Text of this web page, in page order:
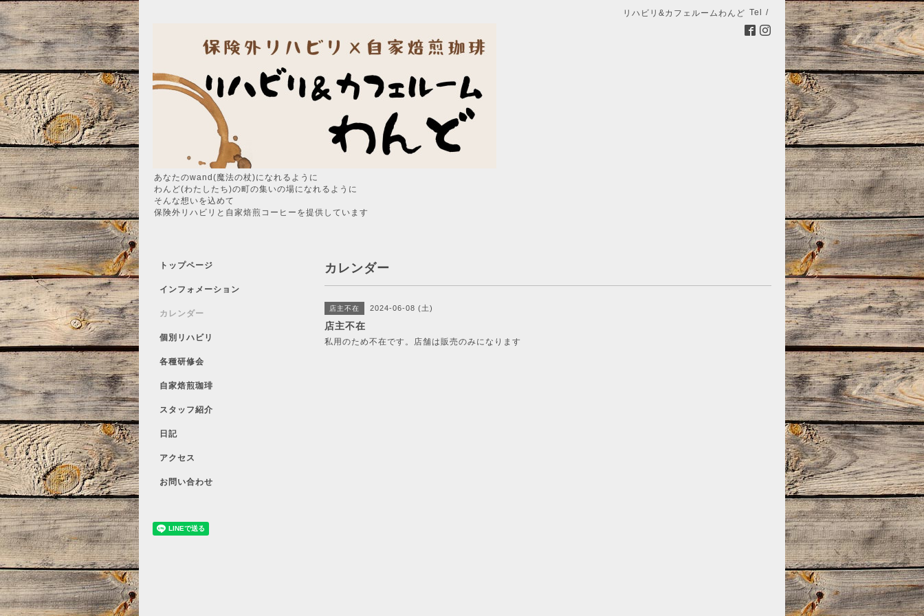
リハビリ&カフェルームわんど Tel /
あなたのwand(魔法の杖)になれるように
わんど(わたしたち)の町の集いの場になれるように
そんな想いを込めて
保険外リハビリと自家焙煎コーヒーを提供しています
カレンダー
店主不在 2024-06-08 (土)
店主不在
私用のため不在です。店舗は販売のみになります
トップページ
インフォメーション
カレンダー
個別リハビリ
各種研修会
自家焙煎珈琲
スタッフ紹介
日記
アクセス
お問い合わせ